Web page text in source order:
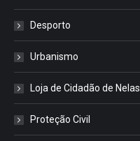
Desporto
Urbanismo
Loja de Cidadão de Nelas
Proteção Civil